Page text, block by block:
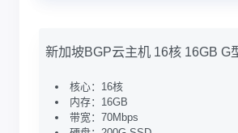
新加坡BGP云主机 16核 16GB G
核心：16核
内存：16GB
带宽：70Mbps